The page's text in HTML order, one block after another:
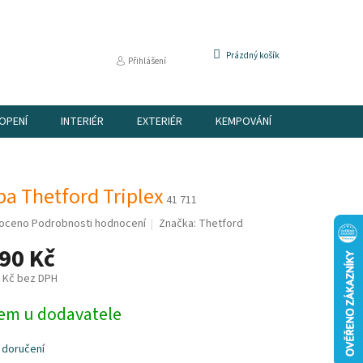
Přihlášení
NÁKUPNÍ
Prázdný košík
INTERIÉR EXTERIÉR KEMPOVÁNÍ
Thetford Triplex 41 711
Podrobnosti hodnocení Značka: Thetford
Kč
bez DPH
u dodavatele